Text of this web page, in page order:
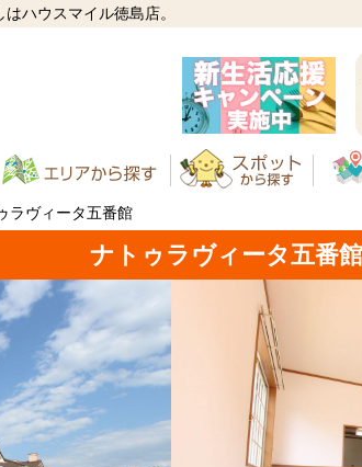
ハウスマイル徳島店。
ラヴィータ五番館
ナトゥラヴィータ五番館